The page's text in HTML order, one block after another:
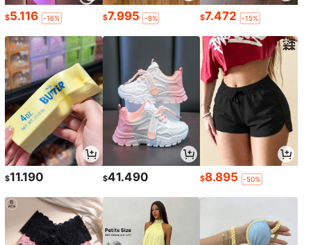
$5.116 -16% $7.995 -8% $7.472 -15%
$11.190 $41.490 $8.895 -50%